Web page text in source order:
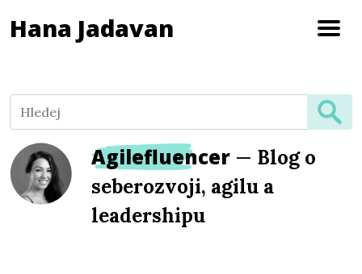
Hana Jadavan
Agilefluencer — Blog o
seberozvoji, agilu a
leadershipu